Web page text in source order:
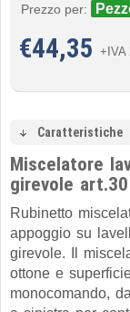
Prezzo per:
€44,35 +IVA
Caratteristiche
Miscelatore
girevole
Rubinetto
appoggio su
girevole. Il
ottone e
monocomando,